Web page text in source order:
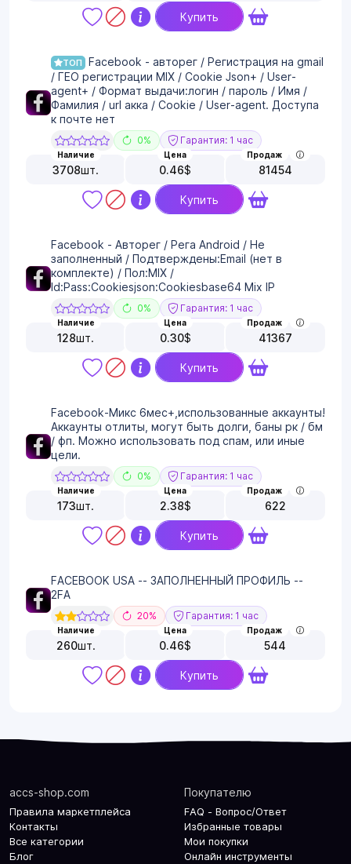
Купить
ТОП
Facebook - авторег / Регистрация на gmail
/ ГЕО регистрации MIX / Cookie Json+ / User-
agent+ / Формат выдачи:логин / пароль / Имя /
Фамилия / url акка / Cookie / User-agent. Доступа
к почте нет
0% Гарантия: 1 час
Наличие
3708шт.
Цена
0.46$
Продаж
81454
Купить
Facebook - Авторег / Рега Android / Не
заполненный / Подтверждены:Email (нет в
комплекте) / Пол:MIX /
Id:Pass:Cookiesjson:Cookiesbase64 Mix IP
0% Гарантия: 1 час
Наличие
128шт.
Цена
0.30$
Продаж
41367
Купить
Facebook-Микс 6мес+,использованные аккаунты!
Аккаунты отлиты, могут быть долги, баны рк / бм
/ фп. Можно использовать под спам, или иные
цели.
0% Гарантия: 1 час
Наличие
173шт.
Цена
2.38$
Продаж
622
Купить
FACEBOOK USA -- ЗАПОЛНЕННЫЙ ПРОФИЛЬ --
2FA
20% Гарантия: 1 час
Наличие
260шт.
Цена
0.46$
Продаж
544
Купить
accs-shop.com
Правила маркетплейса
Контакты
Все категории
Блог
Покупателю
FAQ - Вопрос/Ответ
Избранные товары
Мои покупки
Онлайн инструменты